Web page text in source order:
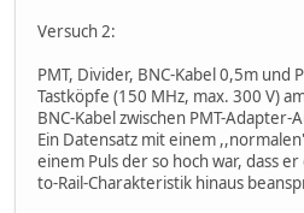
Versuch 2:
PMT, Divider, BNC-Kabel 0,5m und
Tastköpfe (150 MHz, max. 300 V)
BNC-Kabel zwischen PMT-Adapter-
Ein Datensatz mit einem
einem Puls der so hoch war, dass
to-Rail-Charakteristik hinaus